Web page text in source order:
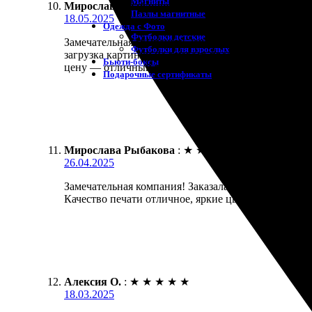
Пазлы магнитные
Одежда с Фото
Футболки детские
Футболки для взрослых
Бьюти-боксы
Подарочные сертификаты
Мирослава Рыбакова
18.05.2025
Замечательная компания! Заказала пазл на заказ,
загрузка картинки не вызвала проблем. Доставка
цену — отличный результат! Обязательно
Мирослава Рыбакова : ★ ★
26.04.2025
Замечательная компания! Заказала пазлы на
Качество печати отличное, яркие цвета.
Алексия О. : ★ ★ ★ ★ ★
18.03.2025